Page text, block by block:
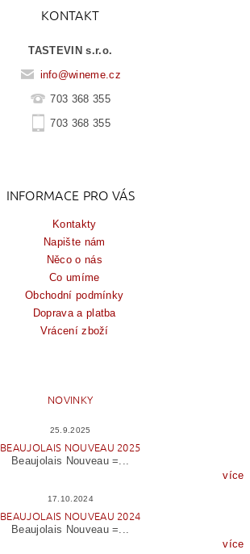
KONTAKT
TASTEVIN s.r.o.
info@wineme.cz
703 368 355
703 368 355
INFORMACE PRO VÁS
Kontakty
Napište nám
Něco o nás
Co umíme
Obchodní podmínky
Doprava a platba
Vrácení zboží
NOVINKY
25.9.2025
BEAUJOLAIS NOUVEAU 2025
Beaujolais Nouveau =...
více
17.10.2024
BEAUJOLAIS NOUVEAU 2024
Beaujolais Nouveau =...
více